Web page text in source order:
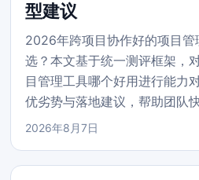
型建议
2026年跨项目协作好的项目管
选？本文基于统一测评框架，
目管理工具哪个好用进行能力
优劣势与落地建议，帮助团队
2026年8月7日